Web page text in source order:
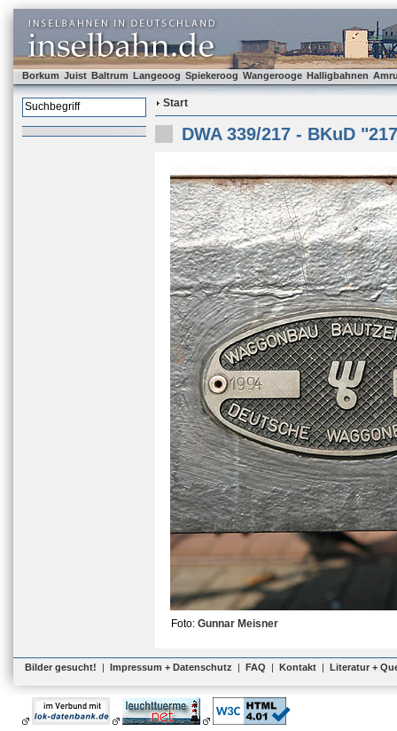
Borkum Juist Baltrum Langeoog Spiekeroog Wangerooge Halligbahnen
Start
DWA 339/217 - BKuD
Foto: Gunnar Meisner
Bilder gesucht! | Impressum + Datenschutz | FAQ | Kontakt | Literatur +